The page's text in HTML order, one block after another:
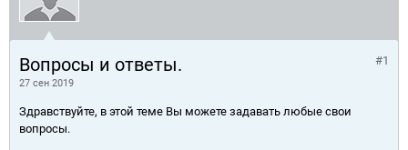
Вопросы и ответы.
27 сен 2019
#1
Здравствуйте, в этой теме Вы можете задавать любые свои
вопросы.